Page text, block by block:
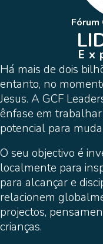
Há mais de dois
entanto, no
Jesus. A GCF
ênfase em
potencial para
O seu objectivo é
localmente para
para alcançar e
relacionem
projectos,
crianças.